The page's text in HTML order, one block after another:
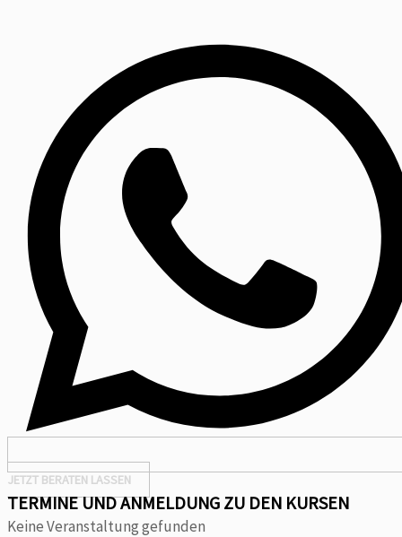
JETZT BERATEN LASSEN
TERMINE UND ANMELDUNG ZU DEN KURSEN
Keine Veranstaltung gefunden